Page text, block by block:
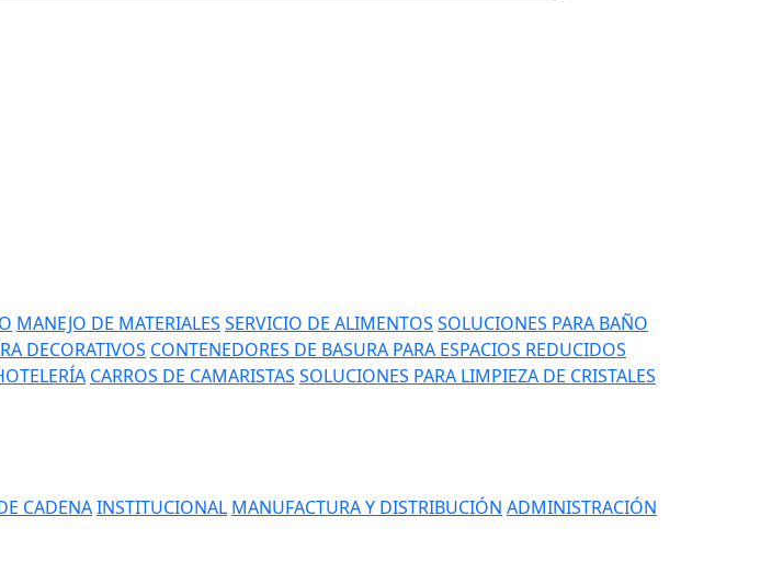
MANEJO DE MATERIALES SERVICIO DE ALIMENTOS SOLUCIONES PARA BAÑO
DECORATIVOS CONTENEDORES DE BASURA PARA ESPACIOS REDUCIDOS
CARROS DE CAMARISTAS SOLUCIONES PARA LIMPIEZA DE CRISTALES
CADENAINSTITUCIONAL MANUFACTURA Y DISTRIBUCIÓN ADMINISTRACIÓN